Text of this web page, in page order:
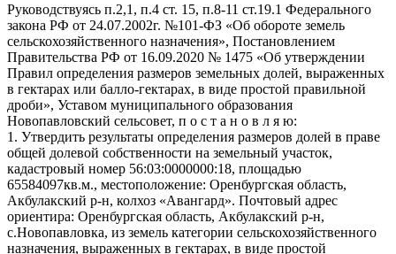
Руководствуясь п.2,1, п.4 ст. 15, п.8-11 ст.19.1 Федерального
закона РФ от 24.07.2002г. №101-ФЗ «Об обороте земель
сельскохозяйственного назначения», Постановлением
Правительства РФ от 16.09.2020 № 1475 «Об утверждении
Правил определения размеров земельных долей, выраженных
в гектарах или балло-гектарах, в виде простой правильной
дроби», Уставом муниципального образования
Новопавловский сельсовет, п о с т а н о в л я ю:
1. Утвердить результаты определения размеров долей в праве
общей долевой собственности на земельный участок,
кадастровый номер 56:03:0000000:18, площадью
65584097кв.м., местоположение: Оренбургская область,
Акбулакский р-н, колхоз «Авангард». Почтовый адрес
ориентира: Оренбургская область, Акбулакский р-н,
с.Новопавловка, из земель категории сельскохозяйственного
назначения, выраженных в гектарах, в виде простой